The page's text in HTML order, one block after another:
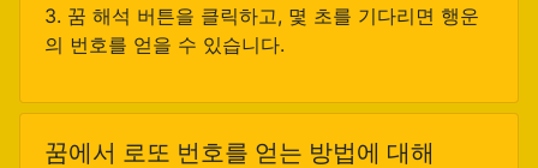
3. 꿈 해석 버튼을 클릭하고, 몇 초를 기다리면 행운
의 번호를 얻을 수 있습니다.
꿈에서 로또 번호를 얻는 방법에 대해